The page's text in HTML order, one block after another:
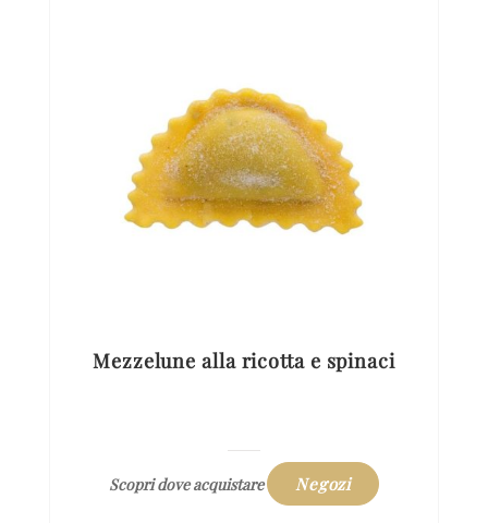
Mezzelune alla ricotta e spinaci
Scopri dove acquistare Negozi